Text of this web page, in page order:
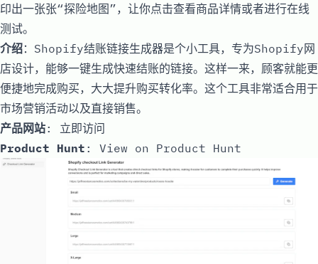
印出一张张“探险地图”，让你点击查看商品详情或者进行在线
测试。
介绍：Shopify结账链接生成器是个小工具，专为Shopify网
店设计，能够一键生成快速结账的链接。这样一来，顾客就能更
便捷地完成购买，大大提升购买转化率。这个工具非常适合用于
市场营销活动以及直接销售。
产品网站: 立即访问
Product Hunt : View on Product Hunt